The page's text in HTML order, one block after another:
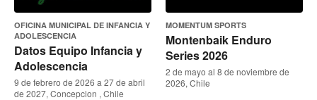
OFICINA MUNICIPAL DE INFANCIA Y
ADOLESCENCIA
Datos Equipo Infancia y
Adolescencia
9 de febrero de 2026 a 27 de abril
de 2027, Concepcion , Chile
MOMENTUM SPORTS
Montenbaik Enduro
Series 2026
2 de mayo al 8 de noviembre de
2026, Chile